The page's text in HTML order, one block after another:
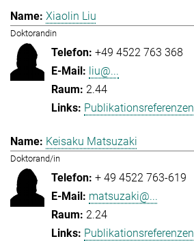
Xiaolin Liu
Doktorandin
+49 4522 763 368
liu@...
2.44
Publikationsreferenzen
Keisaku Matsuzaki
Doktorand/in
+ 49 4522 763-619
matsuzaki@...
2.24
Publikationsreferenzen